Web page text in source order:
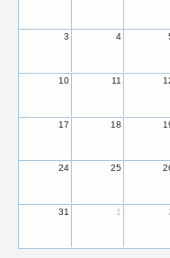
3 4
10 11
17 18
24 25
31 1